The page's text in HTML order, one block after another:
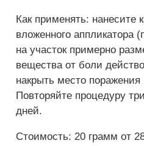
Как применять:
вложенного аппликатора
на участок примерно
вещества от боли
накрыть место
Повторяйте процедуру
дней.
Стоимость: 20 грамм от